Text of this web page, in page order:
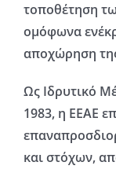
τοποθέτηση
ομόφωνα
αποχώρηση
Ως Ιδρυτικό
1983, η ΕΕΑΕ
και στόχων,